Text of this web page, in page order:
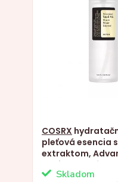
COSRX
pleťová esencia
extraktom,
Snail 96 Mucín,
Skladom